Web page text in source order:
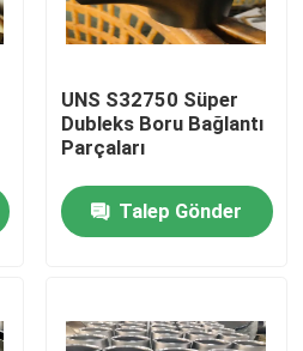
UNS S32750 Süper
Dubleks Boru Bağlantı
Parçaları
Talep Gönder